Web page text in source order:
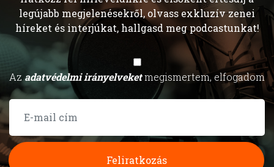
legújabb megjelenésekről, olvass exkluzív zenei
híreket és interjúkat, hallgasd meg podcastunkat!
Azadatvédelmi irányelveketmegismertem, elfogadom
Feliratkozás